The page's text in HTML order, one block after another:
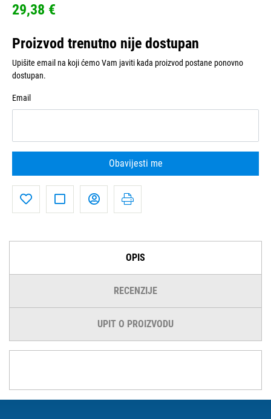
29,38 €
Proizvod trenutno nije dostupan
Upišite email na koji ćemo Vam javiti kada proizvod postane ponovno
dostupan.
Email
Obavijesti me
OPIS
RECENZIJE
UPIT O PROIZVODU